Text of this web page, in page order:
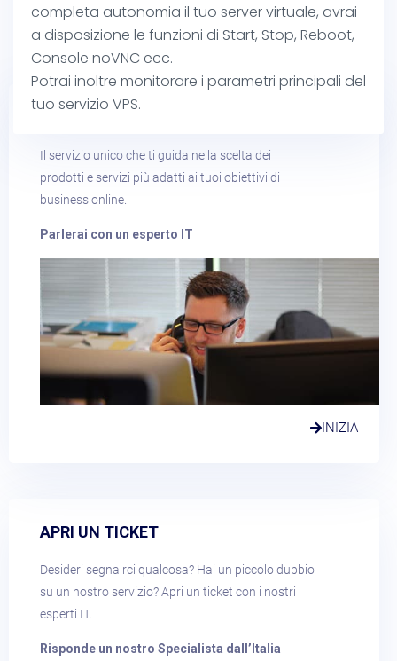
completa autonomia il tuo server virtuale, avrai
a disposizione le funzioni di Start, Stop, Reboot,
Console noVNC ecc.
Potrai inoltre monitorare i parametri principali del
tuo servizio VPS.
Parla con noi​
Il servizio unico che ti guida nella scelta dei
prodotti e servizi più adatti ai tuoi obiettivi di
business online.
Parlerai con un esperto IT
INIZIA
APRI UN TICKET​
Desideri segnalrci qualcosa? Hai un piccolo dubbio
su un nostro servizio? Apri un ticket con i nostri
esperti IT.
Risponde un nostro Specialista dall’Italia